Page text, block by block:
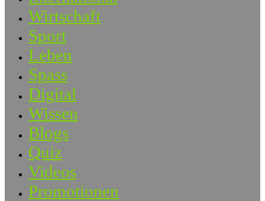
Wirtschaft
Sport
Leben
Spass
Digital
Wissen
Blogs
Quiz
Videos
Promotionen